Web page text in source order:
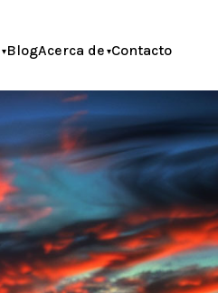
BlogAcerca de Contacto